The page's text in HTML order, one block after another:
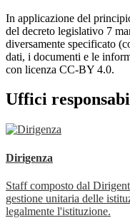
In applicazione del
del decreto legislativo 7
diversamente specificato
dati, i documenti e le
con licenza CC-BY 4.0.
Uffici
Dirigenza
Staff composto dal
gestione unitaria delle
legalmente l'istituzione.